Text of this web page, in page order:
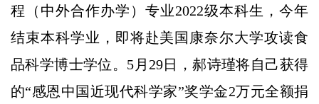
程（中外合作办学）专业2022级本科生，今年
结束本科学业，即将赴美国康奈尔大学攻读食
品科学博士学位。5月29日，郝诗瑾将自己获得
的“感恩中国近现代科学家”奖学金2万元全额捐